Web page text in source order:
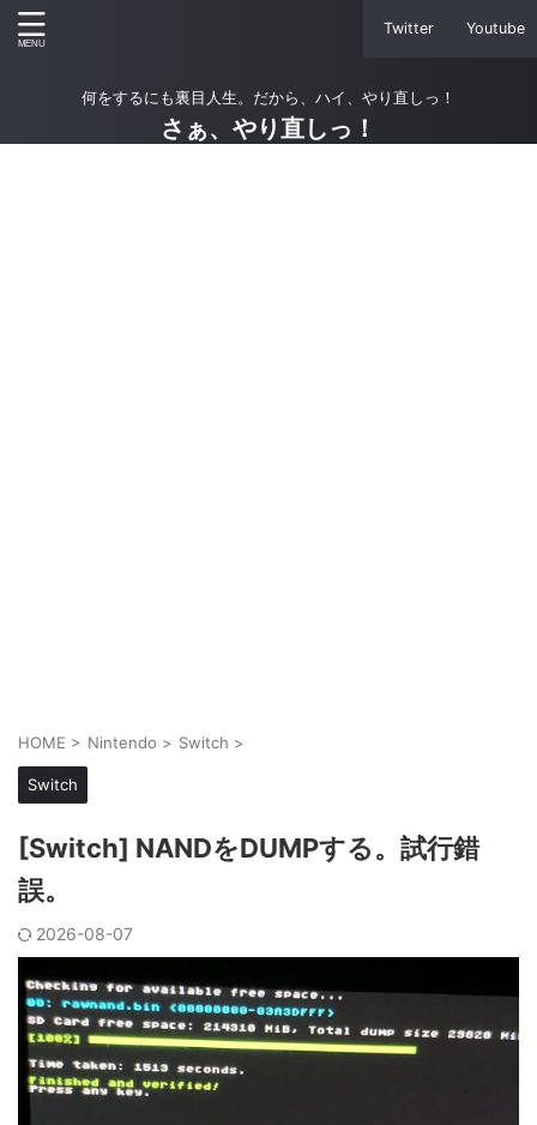
Twitter Youtube
何をするにも裏目人生。だから、ハイ、やり直しっ！
さぁ、やり直しっ！
HOME > Nintendo > Switch >
Switch
[Switch] NANDをDUMPする。試行錯
誤。
2026-08-07